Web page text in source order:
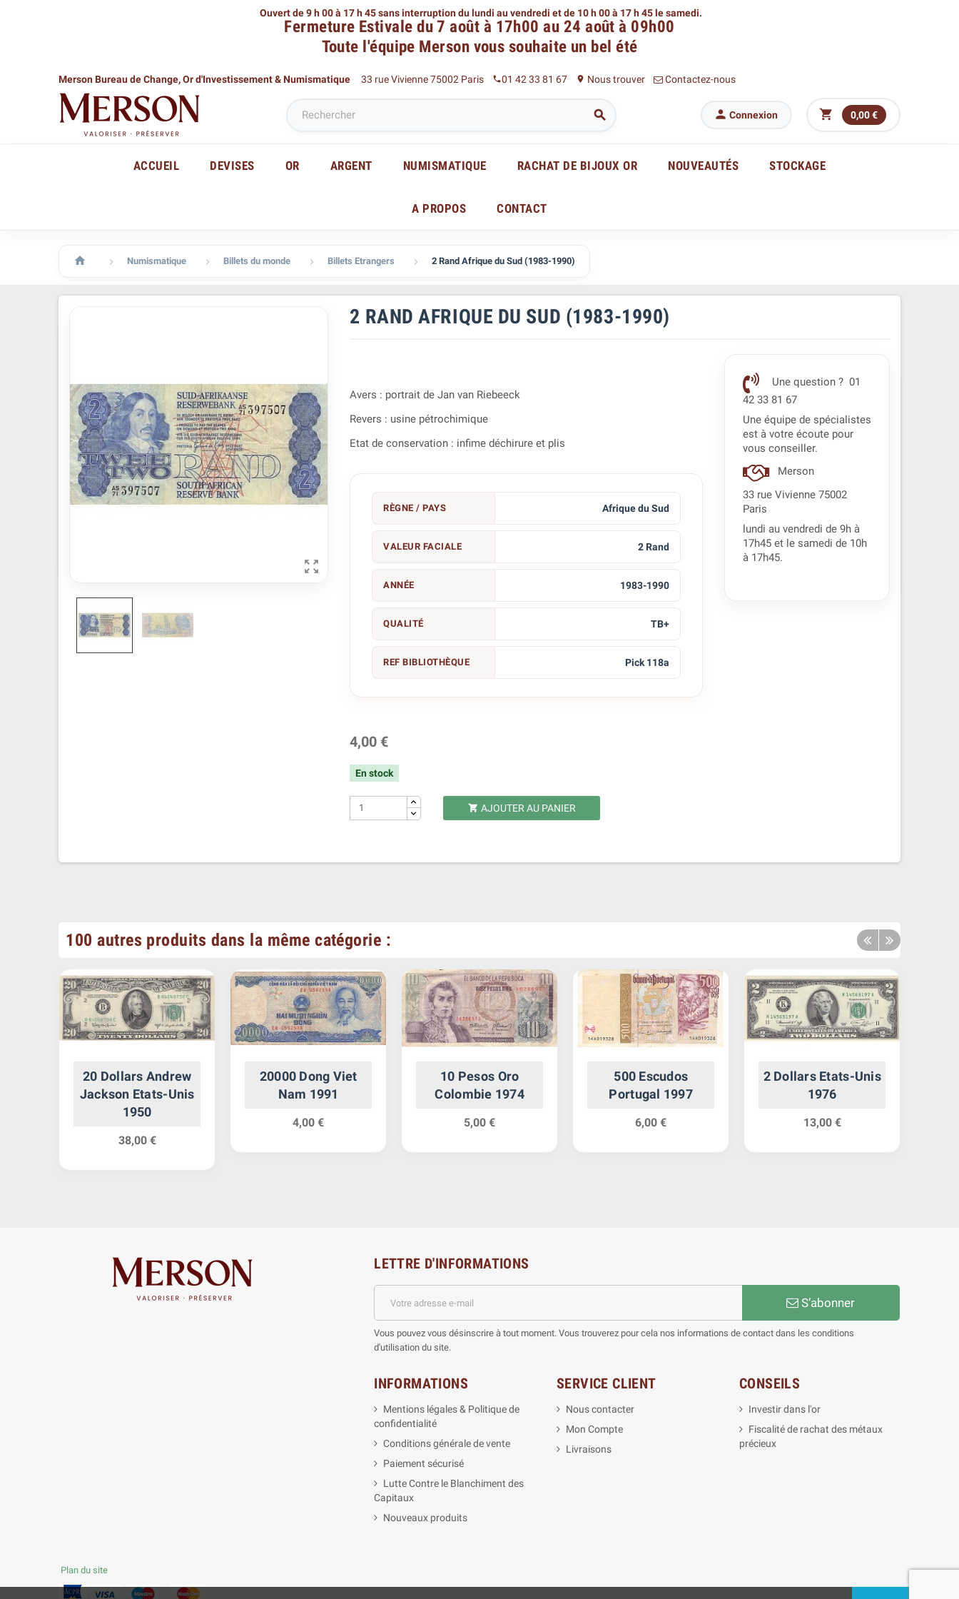
Ouvert de 9 h 00 à 17 h 45 sans interruption du lundi au vendredi et de 10 h 00 à 17 h 45 le samedi.
Fermeture Estivale du 7 août à 17h00 au 24 août à 09h00
Toute l'équipe Merson vous souhaite un bel été
Merson Bureau de Change, Or d'Investissement & Numismatique 33 rue Vivienne 75002 Paris phone01 42 33 81 67 place Nous trouver Contactez-nous
  Connexion  0,00 €
ACCUEIL DEVISES OR ARGENT NUMISMATIQUE RACHAT DE BIJOUX OR NOUVEAUTÉS STOCKAGE
A PROPOS CONTACT
  Numismatique  Billets du monde  Billets Etrangers  2 Rand Afrique du Sud (1983-1990)

2 RAND AFRIQUE DU SUD (1983-1990)
Avers : portrait de Jan van Riebeeck
Revers : usine pétrochimique
Etat de conservation : infime déchirure et plis
RÈGNE / PAYS Afrique du Sud
VALEUR FACIALE 2 Rand
ANNÉE 1983-1990
QUALITÉ TB+
REF BIBLIOTHÈQUE Pick 118a
4,00 €
En stock
 AJOUTER AU PANIER
Une question ? 01
42 33 81 67
Une équipe de spécialistes
est à votre écoute pour
vous conseiller.
Merson
33 rue Vivienne 75002
Paris
lundi au vendredi de 9h à
17h45 et le samedi de 10h
à 17h45.
100 autres produits dans la même catégorie :
20 Dollars Andrew
Jackson Etats-Unis
1950
38,00 €
20000 Dong Viet
Nam 1991
4,00 €
10 Pesos Oro
Colombie 1974
5,00 €
500 Escudos
Portugal 1997
6,00 €
2 Dollars Etats-Unis
1976
13,00 €
LETTRE D'INFORMATIONS
S’abonner
Vous pouvez vous désinscrire à tout moment. Vous trouverez pour cela nos informations de contact dans les conditions
d'utilisation du site.
INFORMATIONS
Mentions légales & Politique de
confidentialité
Conditions générale de vente
Paiement sécurisé
Lutte Contre le Blanchiment des
Capitaux
Nouveaux produits
SERVICE CLIENT
Nous contacter
Mon Compte
Livraisons
CONSEILS
Investir dans l'or
Fiscalité de rachat des métaux
précieux
Plan du site